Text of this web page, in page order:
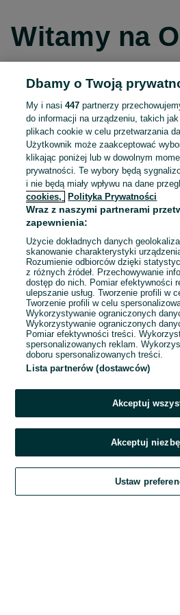
Witamy na
Kontynuuj przez
Kontynuuj przez
Kontynuuj przez
LUB
E-mail
Hasło
Zaloguj się
Kontynuując za pośrednictwem jednego z
OLX.pl w
Dbamy o Twoją
My i nasi447 partnerzy
do informacji na urządzeniu, takich
plikach cookie w celu przetwarzania
Użytkownik może zaakceptować
klikając poniżej lub w dowolnym
prywatności. Te wybory będą
i nie będą miały wpływu na dane
cookies,
Polityka Prywatności
Wraz z naszymi partnerami
zapewnienia:
Użycie dokładnych danych
skanowanie charakterystyki
Rozumienie odbiorców dzięki
z różnych źródeł. Przechowywanie
dostęp do nich. Pomiar efektywności
ulepszanie usług. Tworzenie profili w
Tworzenie profili w celu
Wykorzystywanie ograniczonych
Wykorzystywanie ograniczonych
Pomiar efektywności treści.
spersonalizowanych reklam.
doboru spersonalizowanych treści.
Lista partnerów (dostawców)
Akceptuj
Akceptuj
Ustaw